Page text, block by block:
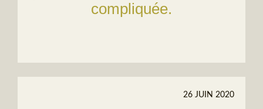
compliquée.
26 JUIN 2020